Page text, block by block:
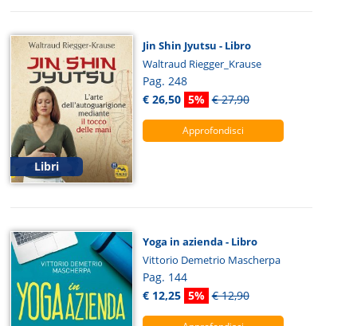
Libri
Jin Shin Jyutsu - Libro
Waltraud Riegger_Krause
Pag. 248
€ 26,50 5% € 27,90
Approfondisci
Yoga in azienda - Libro
Vittorio Demetrio Mascherpa
Pag. 144
€ 12,25 5% € 12,90